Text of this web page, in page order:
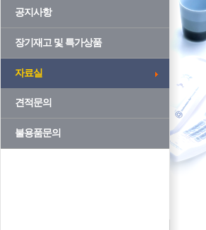
공지사항
장기재고 및 특가상품
자료실
견적문의
불용품문의